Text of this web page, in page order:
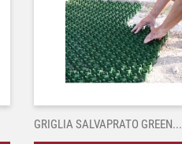
GRIGLIA SALVAPRATO GREEN...